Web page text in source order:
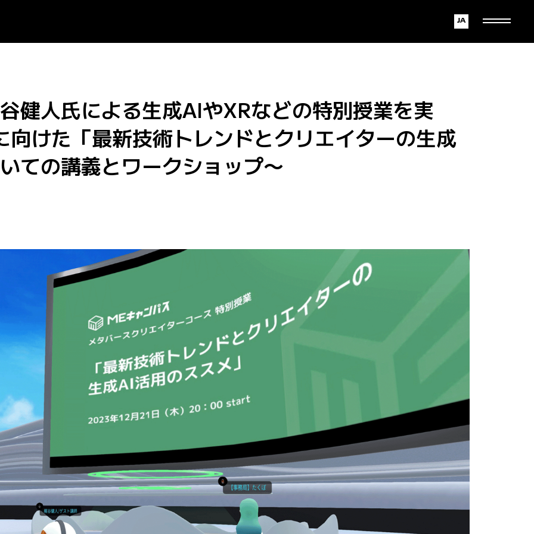
English
Japanese
健人氏による生成AIやXRなどの特別授業を実
けた「最新技術トレンドとクリエイターの生成
ての講義とワークショップ〜